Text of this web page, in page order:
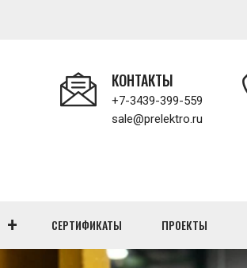
КОНТАКТЫ
+7-3439-399-559
sale@prelektro.ru
СЕРТИФИКАТЫ ПРОЕКТЫ